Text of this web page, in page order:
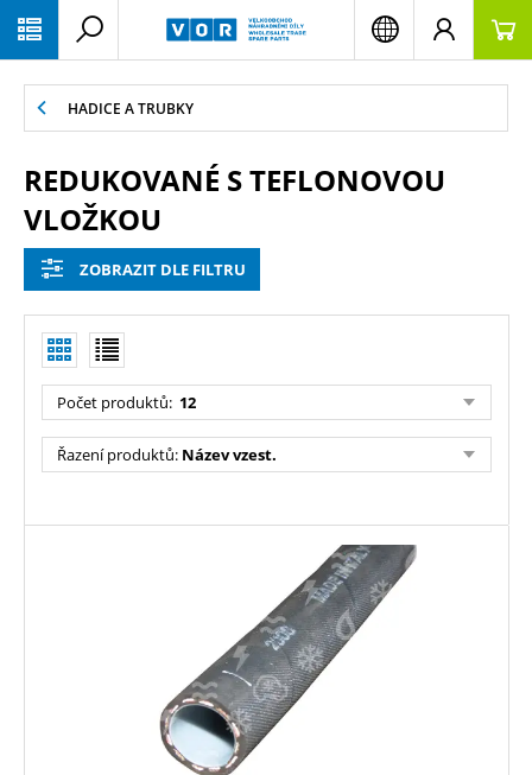
HADICE A TRUBKY
REDUKOVANÉ S TEFLONOVOU
VLOŽKOU
ZOBRAZIT DLE FILTRU
Počet produktů: 12
Řazení produktů: Název vzest.